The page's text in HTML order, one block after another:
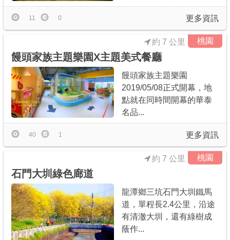
更多資訊
11 0
桃園
饅頭家族主題樂園X主題美式餐廳
約 7 公里
饅頭家族主題樂園
2019/05/08正式開幕，地
點就在同時間開幕的華泰
名品...
更多資訊
40 1
桃園
石門大圳綠色廊道
約 7 公里
龍潭鄉三坑石門大圳鐵馬
道，單程長2.4公里，沿途
有清澈大圳，還有綠樹成
蔭作...